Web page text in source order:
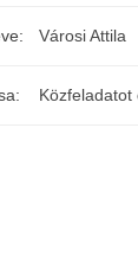
Városi Attila
Közfeladatot